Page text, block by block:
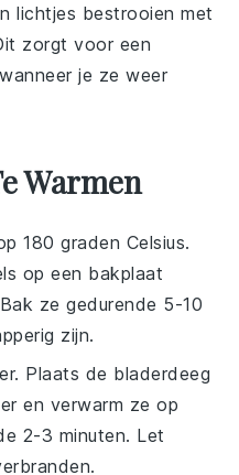
lichtjes bestrooien met
zorgt voor een
je ze weer
Warmen
180 graden Celsius.
op een bakplaat
ze gedurende 5-10
zijn.
Plaats de bladerdeeg
en verwarm ze op
2-3 minuten. Let